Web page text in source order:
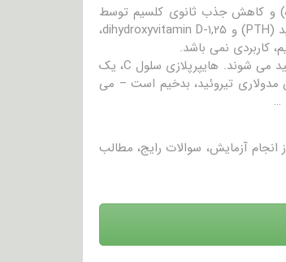
و کاهش جذب ثانوی کلسیم توسط
کلیه ها، دارای نقش است. اگرچه، نقش آن در تنظیم کلسیم به میزان جزئی با هورمون پاراتیروئید (PTH) و ۱,۲۵-dihydroxyvitamin D،
کاربردی نمی باشد.
در دو عارضه نادر، هایپرپلازی سلول C و سرطان مدولاری تیروئید، مقادیر زیادی از کلسیتونین تولید می شوند. هایپرپلازی سلول C، یک
تیروئید، بدخیم است – می
…
آزمایش، سوالات رایج، مطالب